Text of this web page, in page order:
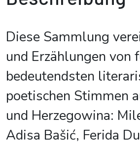
Diese Sammlung
und Erzählungen von
bedeutendsten
poetischen Stimmen
und Herzegowina:
Adisa Bašić, Ferida